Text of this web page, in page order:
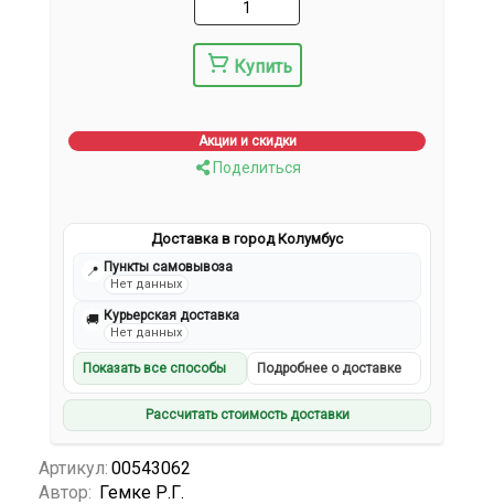
Купить
Акции и скидки
Поделиться
Доставка в город Колумбус
📍 Пункты самовывоза
Нет данных
🚚 Курьерская доставка
Нет данных
Показать все способы Подробнее о доставке
Рассчитать стоимость доставки
Артикул: 00543062
Автор: Гемке Р.Г.